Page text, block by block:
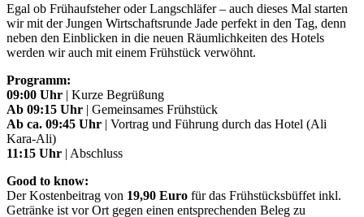
Egal ob Frühaufsteher oder Langschläfer – auch dieses Mal starten
wir mit der Jungen Wirtschaftsrunde Jade perfekt in den Tag, denn
neben den Einblicken in die neuen Räumlichkeiten des Hotels
werden wir auch mit einem Frühstück verwöhnt.
Programm:
09:00 Uhr | Kurze Begrüßung
Ab 09:15 Uhr | Gemeinsames Frühstück
Ab ca. 09:45 Uhr | Vortrag und Führung durch das Hotel (Ali
Kara-Ali)
11:15 Uhr | Abschluss
Good to know:
Der Kostenbeitrag von 19,90 Euro für das Frühstücksbüffet inkl.
Getränke ist vor Ort gegen einen entsprechenden Beleg zu